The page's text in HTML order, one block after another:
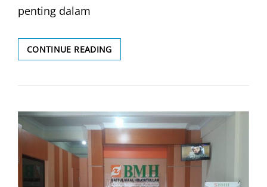
penting dalam
CONTINUE READINGFURNITURE
SET
TIDUR